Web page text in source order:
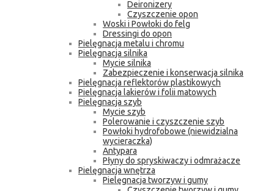
Deironizery
Czyszczenie opon
Woski i Powłoki do felg
Dressingi do opon
Pielęgnacja metalu i chromu
Pielęgnacja silnika
Mycie silnika
Zabezpieczenie i konserwacja silnika
Pielęgnacja reflektorów plastikowych
Pielęgnacja lakierów i folii matowych
Pielęgnacja szyb
Mycie szyb
Polerowanie i czyszczenie szyb
Powłoki hydrofobowe (niewidzialna
wycieraczka)
Antypara
Płyny do spryskiwaczy i odmrażacze
Pielęgnacja wnętrza
Pielęgnacja tworzyw i gumy